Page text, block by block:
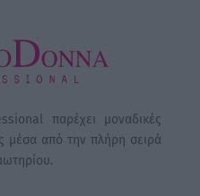
παρέχει μοναδικές
μέσα από την πλήρη σειρά